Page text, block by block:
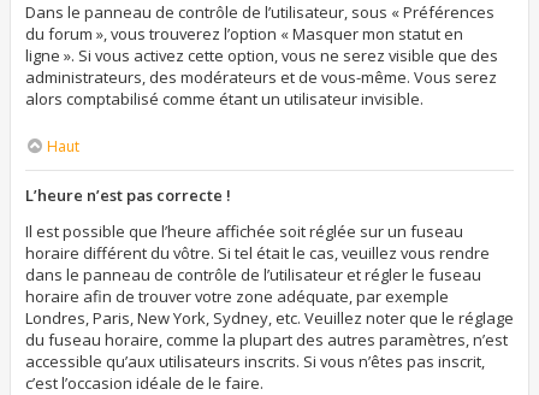
Dans le panneau de contrôle de l’utilisateur, sous « Préférences
du forum », vous trouverez l’option « Masquer mon statut en
ligne ». Si vous activez cette option, vous ne serez visible que des
administrateurs, des modérateurs et de vous-même. Vous serez
alors comptabilisé comme étant un utilisateur invisible.
Haut
L’heure n’est pas correcte !
Il est possible que l’heure affichée soit réglée sur un fuseau
horaire différent du vôtre. Si tel était le cas, veuillez vous rendre
dans le panneau de contrôle de l’utilisateur et régler le fuseau
horaire afin de trouver votre zone adéquate, par exemple
Londres, Paris, New York, Sydney, etc. Veuillez noter que le réglage
du fuseau horaire, comme la plupart des autres paramètres, n’est
accessible qu’aux utilisateurs inscrits. Si vous n’êtes pas inscrit,
c’est l’occasion idéale de le faire.